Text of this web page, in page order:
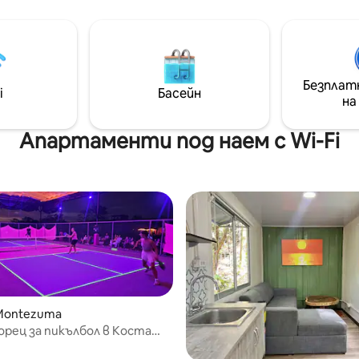
архитектура почти
вид на къща, плаваща в
въздуха. Тъй като се
дърветата, „Зелената
на флора и фауна на Коста
елементи и само на няколко
от ИНФИНИТИ БАСЕЙНА,
разполага с просторна
трапезария, всекидневна и
първо ниво и ДВА ОСНОВНИ
бани и балкон на горния
Басейн
Апартаменти под наем с Wi-Fi
за пикълбол в Коста